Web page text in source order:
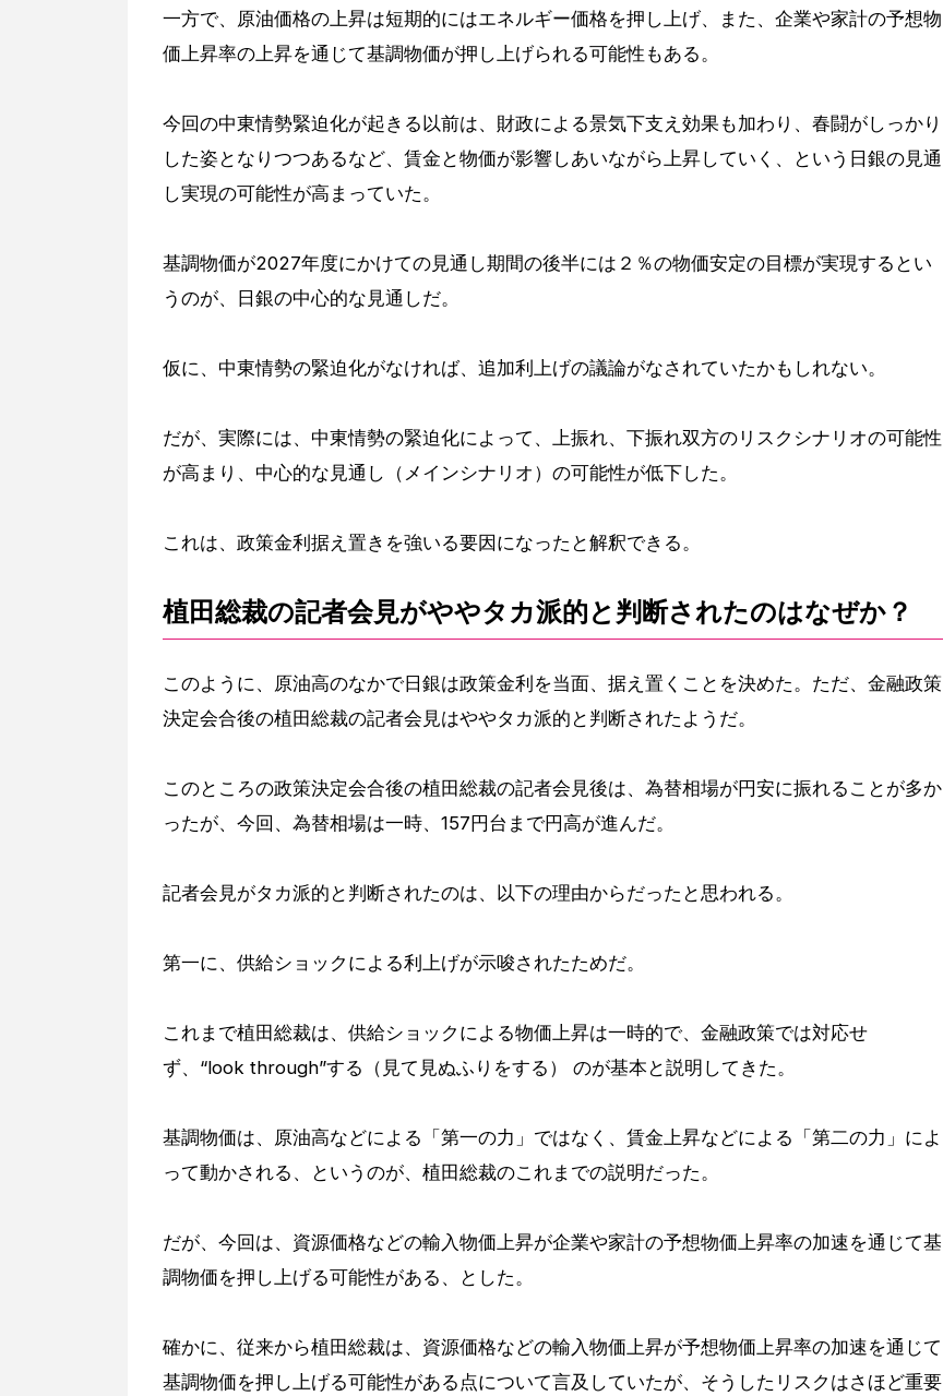
一方で、原油価格の上昇は短期的にはエネルギー価格を押し上げ、また、企業や家計の予想物
価上昇率の上昇を通じて基調物価が押し上げられる可能性もある。
今回の中東情勢緊迫化が起きる以前は、財政による景気下支え効果も加わり、春闘がしっかり
した姿となりつつあるなど、賃金と物価が影響しあいながら上昇していく、という日銀の見通
し実現の可能性が高まっていた。
基調物価が2027年度にかけての見通し期間の後半には２％の物価安定の目標が実現するとい
うのが、日銀の中心的な見通しだ。
仮に、中東情勢の緊迫化がなければ、追加利上げの議論がなされていたかもしれない。
だが、実際には、中東情勢の緊迫化によって、上振れ、下振れ双方のリスクシナリオの可能性
が高まり、中心的な見通し（メインシナリオ）の可能性が低下した。
これは、政策金利据え置きを強いる要因になったと解釈できる。
植田総裁の記者会見がややタカ派的と判断されたのはなぜか？
このように、原油高のなかで日銀は政策金利を当面、据え置くことを決めた。ただ、金融政策
決定会合後の植田総裁の記者会見はややタカ派的と判断されたようだ。
このところの政策決定会合後の植田総裁の記者会見後は、為替相場が円安に振れることが多か
ったが、今回、為替相場は一時、157円台まで円高が進んだ。
記者会見がタカ派的と判断されたのは、以下の理由からだったと思われる。
第一に、供給ショックによる利上げが示唆されたためだ。
これまで植田総裁は、供給ショックによる物価上昇は一時的で、金融政策では対応せ
ず、“look through”する（見て見ぬふりをする） のが基本と説明してきた。
基調物価は、原油高などによる「第一の力」ではなく、賃金上昇などによる「第二の力」によ
って動かされる、というのが、植田総裁のこれまでの説明だった。
だが、今回は、資源価格などの輸入物価上昇が企業や家計の予想物価上昇率の加速を通じて基
調物価を押し上げる可能性がある、とした。
確かに、従来から植田総裁は、資源価格などの輸入物価上昇が予想物価上昇率の加速を通じて
基調物価を押し上げる可能性がある点について言及していたが、そうしたリスクはさほど重要